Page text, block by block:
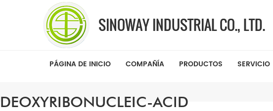
PÁGINA DE INICIO COMPAÑÍA PRODUCTOS SERVICIO
DEOXYRIBONUCLEIC-ACID